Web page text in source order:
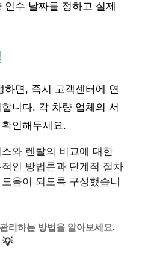
수 날짜를 정하고 실제
면, 즉시 고객센터에 연
니다. 각 차량 업체의 서
인해두세요.
와 렌탈의 비교에 대한
인 방법론과 단계적 절차
움이 되도록 구성했습니
리하는 방법을 알아보세요.
💡